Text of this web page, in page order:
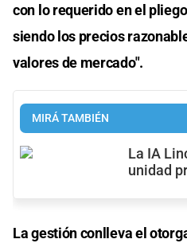
con lo requerido en el
siendo los precios
valores de mercado".
MIRÁ TAMBIÉN
La IA
unidad
La gestión conlleva el